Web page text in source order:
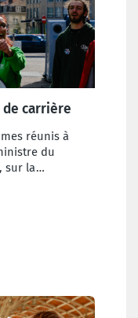
carrière
réunis à
du
sur la